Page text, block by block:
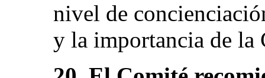
nivel de
y la importancia de la